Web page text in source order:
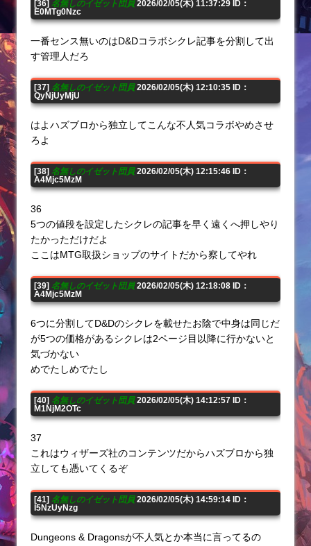
[36] 名無しのイゼット団員2026/02/05(木) 11:37:29 ID：
E0MTg0Nzc
一番センス無いのはD&Dコラボシクレ記事を分割して出
す管理人だろ
[37] 名無しのイゼット団員2026/02/05(木) 12:10:35 ID：
QyNjUyMjU
はよハズブロから独立してこんな不人気コラボやめさせ
ろよ
[38] 名無しのイゼット団員2026/02/05(木) 12:15:46 ID：
A4Mjc5MzM
36
5つの値段を設定したシクレの記事を早く遠くへ押しやり
たかっただけだよ
ここはMTG取扱ショップのサイトだから察してやれ
[39] 名無しのイゼット団員2026/02/05(木) 12:18:08 ID：
A4Mjc5MzM
6つに分割してD&Dのシクレを載せたお陰で中身は同じだ
が5つの価格があるシクレは2ページ目以降に行かないと
気づかない
めでたしめでたし
[40] 名無しのイゼット団員2026/02/05(木) 14:12:57 ID：
M1NjM2OTc
37
これはウィザーズ社のコンテンツだからハズブロから独
立しても憑いてくるぞ
[41] 名無しのイゼット団員2026/02/05(木) 14:59:14 ID：
I5NzUyNzg
Dungeons & Dragonsが不人気とか本当に言ってるの